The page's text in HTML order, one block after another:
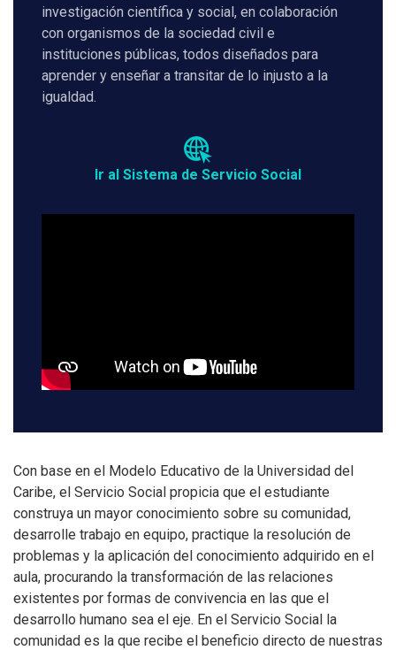
investigación científica y social, en colaboración
con organismos de la sociedad civil e
instituciones públicas, todos diseñados para
aprender y enseñar a transitar de lo injusto a la
igualdad.
Ir al Sistema de Servicio Social
Con base en el Modelo Educativo de la Universidad del
Caribe, el Servicio Social propicia que el estudiante
construya un mayor conocimiento sobre su comunidad,
desarrolle trabajo en equipo, practique la resolución de
problemas y la aplicación del conocimiento adquirido en el
aula, procurando la transformación de las relaciones
existentes por formas de convivencia en las que el
desarrollo humano sea el eje. En el Servicio Social la
comunidad es la que recibe el beneficio directo de nuestras